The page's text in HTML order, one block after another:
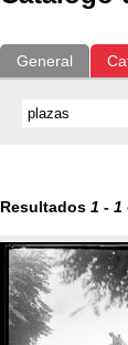
General
Resultados 1 - 1